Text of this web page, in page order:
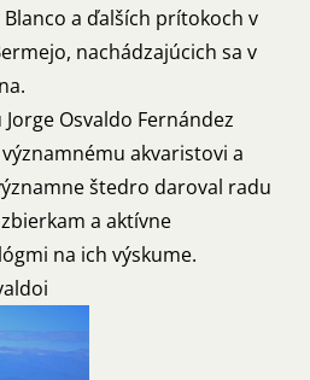
a ďalších prítokoch v
nachádzajúcich sa v
Osvaldo Fernández
akvaristovi a
štedro daroval radu
a aktívne
na ich výskume.